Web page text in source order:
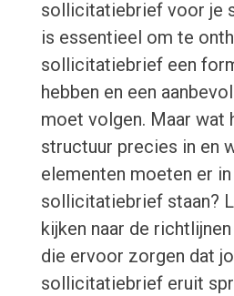
sollicitatiebrief voor je
is essentieel om te
sollicitatiebrief een
hebben en een
moet volgen. Maar wat
structuur precies in en
elementen moeten er
sollicitatiebrief staan?
kijken naar de
die ervoor zorgen dat
sollicitatiebrief eruit